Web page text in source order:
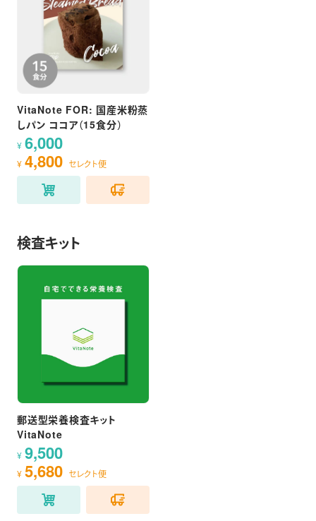
VitaNote FOR: 国産米粉蒸
しパン ココア（15食分）
¥ 6,000
¥ 4,800 セレクト便
検査キット
郵送型栄養検査キット
VitaNote
¥ 9,500
¥ 5,680 セレクト便